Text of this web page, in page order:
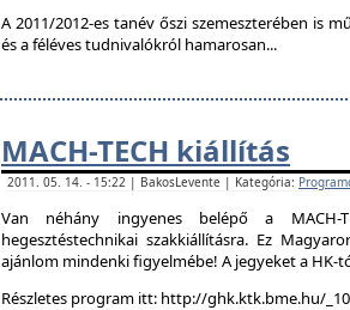
A 2011/2012-es tanév őszi szemeszterében is
és a féléves tudnivalókról hamarosan...
MACH-TECH kiállítás
2011. 05. 14. - 15:22 | BakosLevente | Kategória:
Van néhány ingyenes belépő a MACH-
hegesztéstechnikai szakkiállításra. Ez
ajánlom mindenki figyelmébe! A jegyeket a
Részletes program itt: http://ghk.ktk.bme.hu/